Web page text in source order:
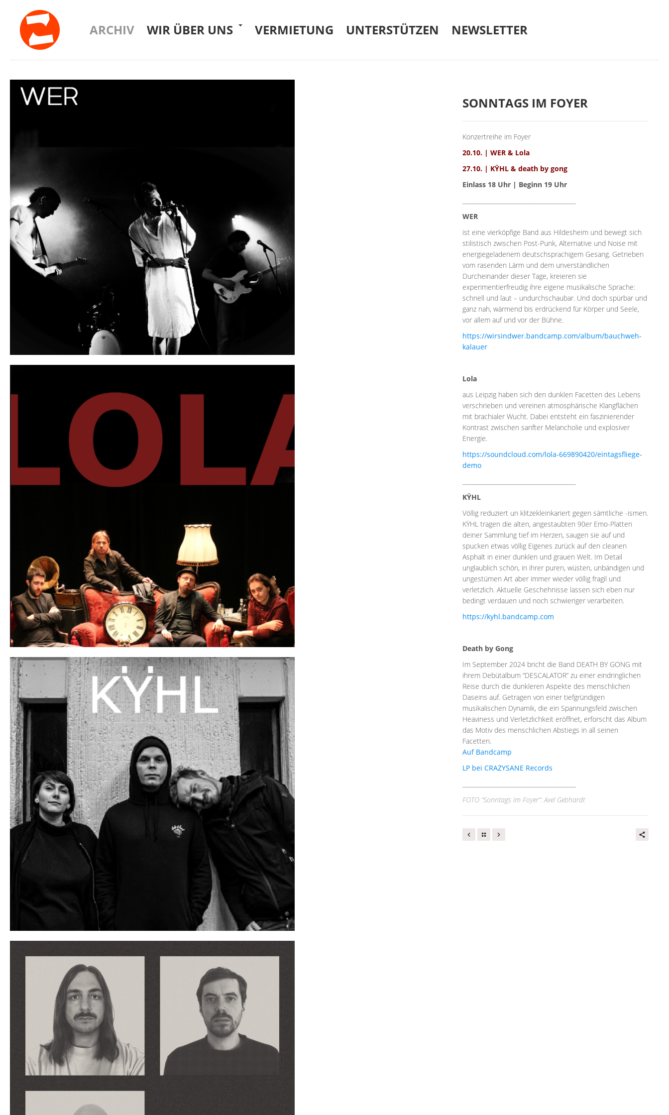
ARCHIV WIR ÜBER UNS VERMIETUNG UNTERSTÜTZEN NEWSLETTER
SONNTAGS IM FOYER
Konzertreihe im Foyer
20.10. | WER & Lola
27.10. | KŸHL & death by gong
Einlass 18 Uhr | Beginn 19 Uhr
WER
ist eine vierköpfige Band aus Hildesheim und bewegt sich
stilistisch zwischen Post-Punk, Alternative und Noise mit
energiegeladenem deutschsprachigem Gesang. Getrieben
vom rasenden Lärm und dem unverständlichen
Durcheinander dieser Tage, kreieren sie
experimentierfreudig ihre eigene musikalische Sprache:
schnell und laut – undurchschaubar. Und doch spürbar und
ganz nah, wärmend bis erdrückend für Körper und Seele,
vor allem auf und vor der Bühne.
https://wirsindwer.bandcamp.com/album/bauchweh-
kalauer
Lola
aus Leipzig haben sich den dunklen Facetten des Lebens
verschrieben und vereinen atmosphärische Klangflächen
mit brachialer Wucht. Dabei entsteht ein faszinierender
Kontrast zwischen sanfter Melancholie und explosiver
Energie.
https://soundcloud.com/lola-669890420/eintagsfliege-
demo
KŸHL
Völlig reduziert un klitzekleinkariert gegen sämtliche -ismen.
KŸHL tragen die alten, angestaubten 90er Emo-Platten
deiner Sammlung tief im Herzen, saugen sie auf und
spucken etwas völlig Eigenes zurück auf den cleanen
Asphalt in einer dunklen und grauen Welt. Im Detail
unglaublich schön, in ihrer puren, wüsten, unbändigen und
ungestümen Art aber immer wieder völlig fragil und
verletzlich. Aktuelle Geschehnisse lassen sich eben nur
bedingt verdauen und noch schwieriger verarbeiten.
https://kyhl.bandcamp.com
Death by Gong
Im September 2024 bricht die Band DEATH BY GONG mit
ihrem Debütalbum “DESCALATOR” zu einer eindringlichen
Reise durch die dunkleren Aspekte des menschlichen
Daseins auf. Getragen von einer tiefgründigen
musikalischen Dynamik, die ein Spannungsfeld zwischen
Heaviness und Verletzlichkeit eröffnet, erforscht das Album
das Motiv des menschlichen Abstiegs in all seinen
Facetten.
Auf Bandcamp
LP bei CRAZYSANE Records
FOTO “Sonntags im Foyer”: Axel Gebhardt